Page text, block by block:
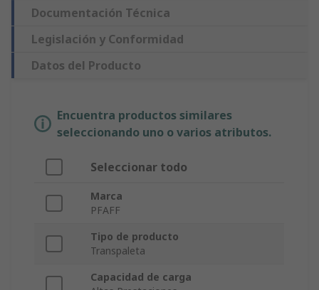
Documentación Técnica
Legislación y Conformidad
Datos del Producto
Encuentra productos similares
seleccionando uno o varios atributos.
Seleccionar todo
Marca
PFAFF
Tipo de producto
Transpaleta
Capacidad de carga